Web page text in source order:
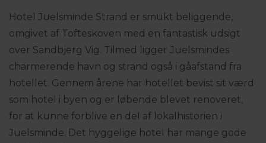
Hotel Juelsminde Strand er smukt beliggende,
omgivet af Tofteskoven med en fantastisk udsigt
over Sandbjerg Vig. Tilmed ligger Juelsmindes
charmerende havn og strand også i gåafstand fra
hotellet. Gennem årene har hotellet bevist sit værd
som hotel i byen og er løbende blevet renoveret,
for at kunne forblive en del af lokalhistorien i
Juelsminde. Det hyggelige hotel har mange gode